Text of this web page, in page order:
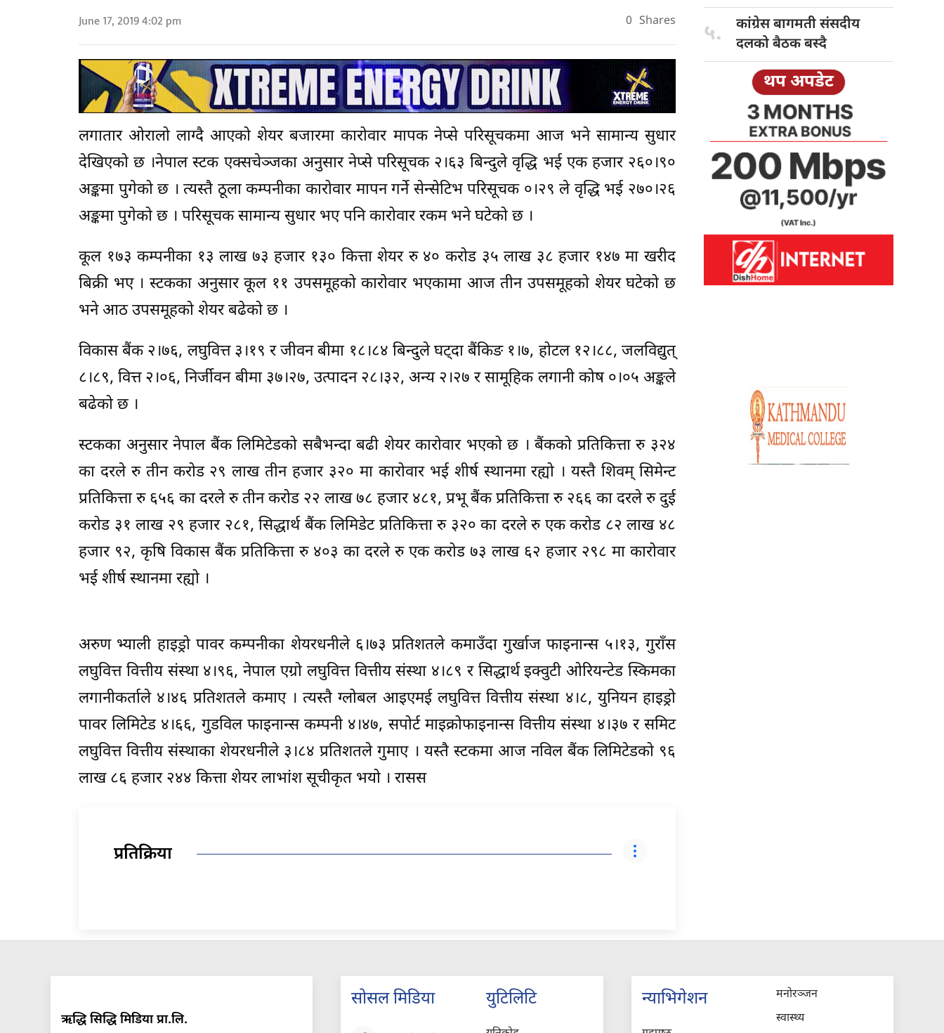
June 17, 2019 4:02 pm 0 Shares
लगातार ओरालो लाग्दै आएको शेयर बजारमा कारोवार मापक नेप्से परिसूचकमा आज भने सामान्य सुधार
देखिएको छ ।नेपाल स्टक एक्सचेञ्जका अनुसार नेप्से परिसूचक २।६३ बिन्दुले वृद्धि भई एक हजार २६०।९०
अङ्कमा पुगेको छ । त्यस्तै ठूला कम्पनीका कारोवार मापन गर्ने सेन्सेटिभ परिसूचक ०।२९ ले वृद्धि भई २७०।२६
अङ्कमा पुगेको छ । परिसूचक सामान्य सुधार भए पनि कारोवार रकम भने घटेको छ ।
कूल १७३ कम्पनीका १३ लाख ७३ हजार १३० कित्ता शेयर रु ४० करोड ३५ लाख ३८ हजार १४७ मा खरीद
बिक्री भए । स्टकका अनुसार कूल ११ उपसमूहको कारोवार भएकामा आज तीन उपसमूहको शेयर घटेको छ
भने आठ उपसमूहको शेयर बढेको छ ।
विकास बैंक २।७६, लघुवित्त ३।१९ र जीवन बीमा १८।८४ बिन्दुले घट्दा बैंकिङ १।७, होटल १२।८८, जलविद्युत्
८।८९, वित्त २।०६, निर्जीवन बीमा ३७।२७, उत्पादन २८।३२, अन्य २।२७ र सामूहिक लगानी कोष ०।०५ अङ्कले
बढेको छ ।
स्टकका अनुसार नेपाल बैंक लिमिटेडको सबैभन्दा बढी शेयर कारोवार भएको छ । बैंकको प्रतिकित्ता रु ३२४
का दरले रु तीन करोड २९ लाख तीन हजार ३२० मा कारोवार भई शीर्ष स्थानमा रह्यो । यस्तै शिवम् सिमेन्ट
प्रतिकित्ता रु ६५६ का दरले रु तीन करोड २२ लाख ७८ हजार ४८१, प्रभू बैंक प्रतिकित्ता रु २६६ का दरले रु दुई
करोड ३१ लाख २९ हजार २८१, सिद्धार्थ बैंक लिमिडेट प्रतिकित्ता रु ३२० का दरले रु एक करोड ८२ लाख ४८
हजार ९२, कृषि विकास बैंक प्रतिकित्ता रु ४०३ का दरले रु एक करोड ७३ लाख ६२ हजार २९८ मा कारोवार
भई शीर्ष स्थानमा रह्यो ।
अरुण भ्याली हाइड्रो पावर कम्पनीका शेयरधनीले ६।७३ प्रतिशतले कमाउँदा गुर्खाज फाइनान्स ५।१३, गुराँस
लघुवित्त वित्तीय संस्था ४।९६, नेपाल एग्रो लघुवित्त वित्तीय संस्था ४।८९ र सिद्धार्थ इक्वुटी ओरियन्टेड स्किमका
लगानीकर्ताले ४।४६ प्रतिशतले कमाए । त्यस्तै ग्लोबल आइएमई लघुवित्त वित्तीय संस्था ४।८, युनियन हाइड्रो
पावर लिमिटेड ४।६६, गुडविल फाइनान्स कम्पनी ४।४७, सपोर्ट माइक्रोफाइनान्स वित्तीय संस्था ४।३७ र समिट
लघुवित्त वित्तीय संस्थाका शेयरधनीले ३।८४ प्रतिशतले गुमाए । यस्तै स्टकमा आज नविल बैंक लिमिटेडको ९६
लाख ८६ हजार २४४ कित्ता शेयर लाभांश सूचीकृत भयो । रासस
प्रतिक्रिया
५. कांग्रेस बागमतीसंसदीय
दलको बैठक बस्दै
थप अपडेट
ऋद्धि सिद्धि मिडिया प्रा.लि.
सोसल मिडिया युटिलिटि न्याभिगेशन
मनोरञ्जन
स्वास्थ्य